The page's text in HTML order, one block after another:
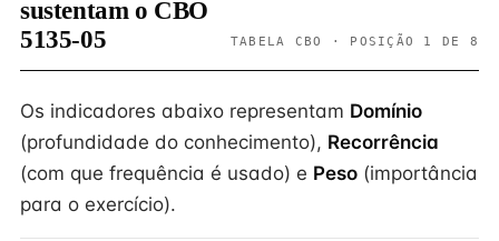
sustentam o CBO
5135-05
TABELA CBO · POSIÇÃO 1 DE 8
Os indicadores abaixo representam Domínio
(profundidade do conhecimento), Recorrência
(com que frequência é usado) e Peso (importância
para o exercício).